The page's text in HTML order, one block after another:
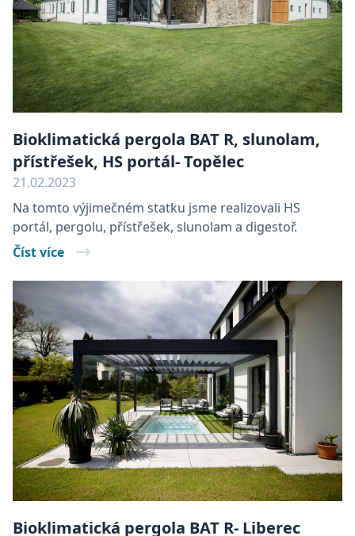
Bioklimatická pergola BAT R, slunolam,
přístřešek, HS portál- Topělec
21.02.2023
Na tomto výjimečném statku jsme realizovali HS
portál, pergolu, přístřešek, slunolam a digestoř.
Číst více
Bioklimatická pergola BAT R- Liberec